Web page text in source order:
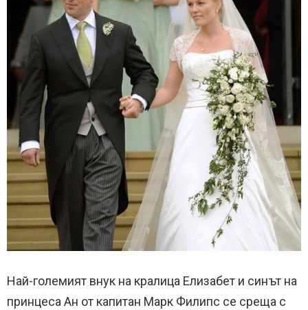
Най-големият внук на кралица Елизабет и синът на
принцеса Ан от капитан Марк Филипс се среща с